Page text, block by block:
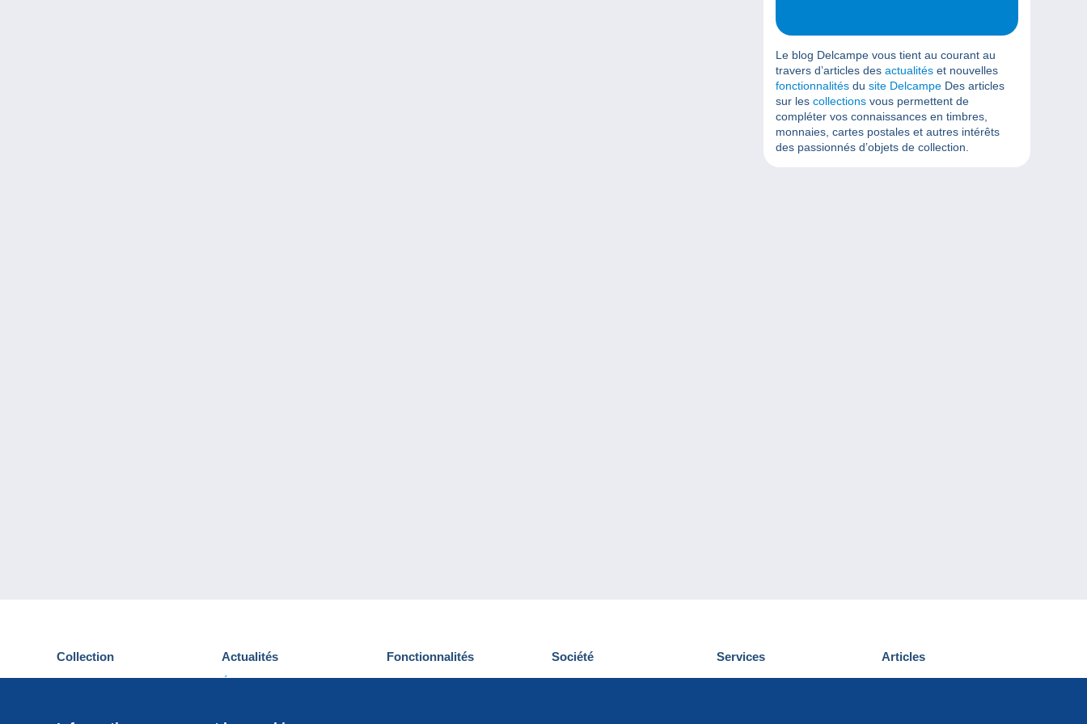
Le blog Delcampe vous tient au courant au
travers d’articles des actualités et nouvelles
fonctionnalités du site Delcampe Des articles
sur les collections vous permettent de
compléter vos connaissances en timbres,
monnaies, cartes postales et autres intérêts
des passionnés d’objets de collection.
Collection
Cartes postales
Actualités
Événements Delcampe
Fonctionnalités
Nouveautés
Société
Qui sommes-nous
Services
Découvrir Delcampe
Articles